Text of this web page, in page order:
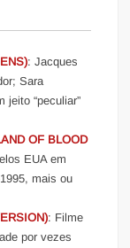
: Jacques
Sara
“peculiar”
OF BLOOD
EUA em
mais ou
: Filme
por vezes